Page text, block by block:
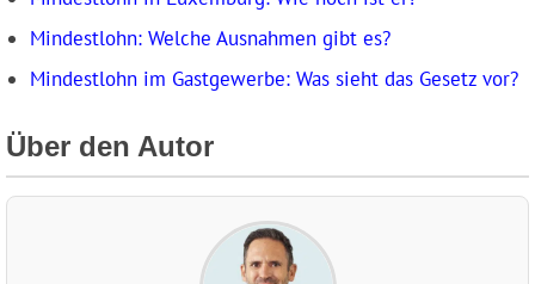
Mindestlohn: Welche Ausnahmen gibt es?
Mindestlohn im Gastgewerbe: Was sieht das Gesetz vor?
Über den Autor